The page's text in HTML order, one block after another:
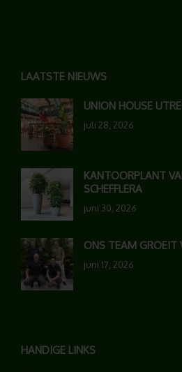
LAATSTE NIEUWS
UNION HOUSE
juli 28, 2026
KANTOORPLANT
SCHEFFLERA
juni 30, 2026
ONS TEAM GROEIT
juni 17, 2026
HANDIGE LINKS